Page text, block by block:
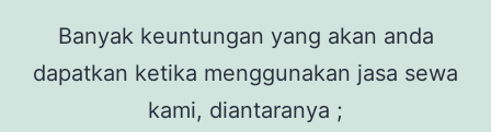
Banyak keuntungan yang akan anda
dapatkan ketika menggunakan jasa sewa
kami, diantaranya ;